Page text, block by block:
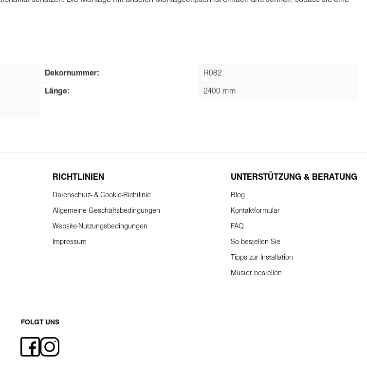
Dekornummer: R082
Länge: 2400 mm
RICHTLINIEN
Datenschutz- & Cookie-Richtlinie
Allgemeine Geschäftsbedingungen
Website-Nutzungsbedingungen
Impressum
UNTERSTÜTZUNG & BERATUNG
Blog
Kontaktformular
FAQ
So bestellen Sie
Tipps zur Installation
Muster bestellen
FOLGT UNS